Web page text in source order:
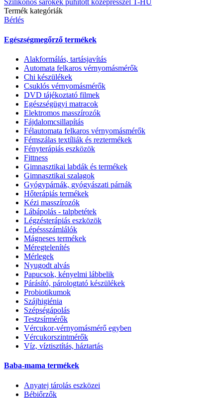
Szilikonos sarokék puhított középrésszel T-HU
Termék kategóriák
Bérlés
Egészségmegőrző termékek
Alakformálás, tartásjavítás
Automata felkaros vérnyomásmérők
Chi készülékek
Csuklós vérnyomásmérők
DVD tájékoztató filmek
Egészségügyi matracok
Elektromos masszírozók
Fájdalomcsillapítás
Félautomata felkaros vérnyomásmérők
Fémszálas textíliák és reztermékek
Fényterápiás eszközök
Fittness
Gimnasztikai labdák és termékek
Gimnasztikai szalagok
Gyógypárnák, gyógyászati párnák
Hőterápiás termékek
Kézi masszírozók
Lábápolás - talpbetétek
Légzésterápiás eszközök
Lépéssszámlálók
Mágneses termékek
Méregtelenítés
Mérlegek
Nyugodt alvás
Papucsok, kényelmi lábbelik
Párásító, párologtató készülékek
Probiotikumok
Szájhigiénia
Szépségápolás
Testzsírmérők
Vércukor-vérnyomásmérő egyben
Vércukorszintmérők
Víz, víztisztítás, háztartás
Baba-mama termékek
Anyatej tárolás eszközei
Bébiőrzők